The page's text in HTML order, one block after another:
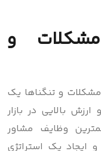
و
و تنگناها یک
بالایی در بازار
وظایف مشاور
ایجاد یک استراتژی